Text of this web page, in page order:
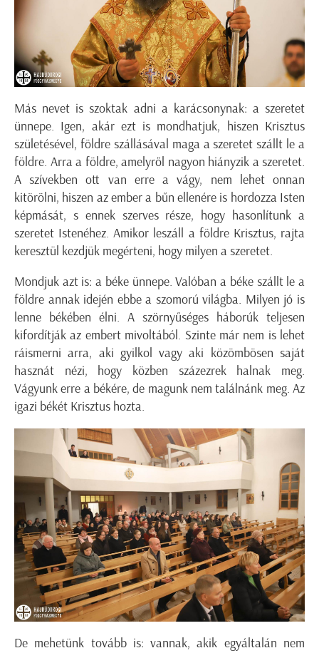
Más nevet is szoktak adni a karácsonynak: a szeretet
ünnepe. Igen, akár ezt is mondhatjuk, hiszen Krisztus
születésével, földre szállásával maga a szeretet szállt le a
földre. Arra a földre, amelyről nagyon hiányzik a szeretet.
A szívekben ott van erre a vágy, nem lehet onnan
kitörölni, hiszen az ember a bűn ellenére is hordozza Isten
képmását, s ennek szerves része, hogy hasonlítunk a
szeretet Istenéhez. Amikor leszáll a földre Krisztus, rajta
keresztül kezdjük megérteni, hogy milyen a szeretet.
Mondjuk azt is: a béke ünnepe. Valóban a béke szállt le a
földre annak idején ebbe a szomorú világba. Milyen jó is
lenne békében élni. A szörnyűséges háborúk teljesen
kifordítják az embert mivoltából. Szinte már nem is lehet
ráismerni arra, aki gyilkol vagy aki közömbösen saját
hasznát nézi, hogy közben százezrek halnak meg.
Vágyunk erre a békére, de magunk nem találnánk meg. Az
igazi békét Krisztus hozta.
De mehetünk tovább is: vannak, akik egyáltalán nem